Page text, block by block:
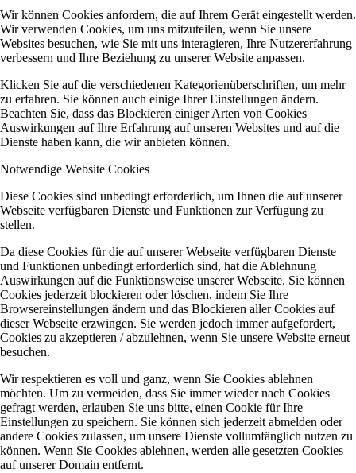
Wir können Cookies anfordern, die auf Ihrem Gerät eingestellt werden.
Wir verwenden Cookies, um uns mitzuteilen, wenn Sie unsere
Websites besuchen, wie Sie mit uns interagieren, Ihre Nutzererfahrung
verbessern und Ihre Beziehung zu unserer Website anpassen.
Klicken Sie auf die verschiedenen Kategorienüberschriften, um mehr
zu erfahren. Sie können auch einige Ihrer Einstellungen ändern.
Beachten Sie, dass das Blockieren einiger Arten von Cookies
Auswirkungen auf Ihre Erfahrung auf unseren Websites und auf die
Dienste haben kann, die wir anbieten können.
Notwendige Website Cookies
Diese Cookies sind unbedingt erforderlich, um Ihnen die auf unserer
Webseite verfügbaren Dienste und Funktionen zur Verfügung zu
stellen.
Da diese Cookies für die auf unserer Webseite verfügbaren Dienste
und Funktionen unbedingt erforderlich sind, hat die Ablehnung
Auswirkungen auf die Funktionsweise unserer Webseite. Sie können
Cookies jederzeit blockieren oder löschen, indem Sie Ihre
Browsereinstellungen ändern und das Blockieren aller Cookies auf
dieser Webseite erzwingen. Sie werden jedoch immer aufgefordert,
Cookies zu akzeptieren / abzulehnen, wenn Sie unsere Website erneut
besuchen.
Wir respektieren es voll und ganz, wenn Sie Cookies ablehnen
möchten. Um zu vermeiden, dass Sie immer wieder nach Cookies
gefragt werden, erlauben Sie uns bitte, einen Cookie für Ihre
Einstellungen zu speichern. Sie können sich jederzeit abmelden oder
andere Cookies zulassen, um unsere Dienste vollumfänglich nutzen zu
können. Wenn Sie Cookies ablehnen, werden alle gesetzten Cookies
auf unserer Domain entfernt.